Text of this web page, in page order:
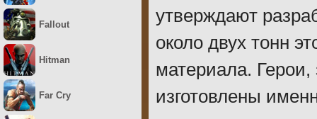
утверждают
около двух тонн
материала.
изготовлены
Fallout
Hitman
Far Cry